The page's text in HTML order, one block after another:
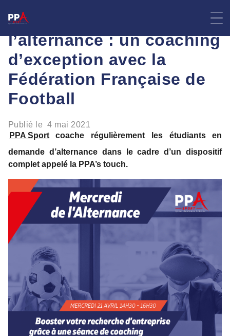
Les mercredis de
l’alternance : un coaching
d’exception avec la
Fédération Française de
Football
Publié le4 mai 2021
PPA Sportcoache régulièrement les étudiants en
demande d’alternance dans le cadre d’un dispositif
complet appelé la PPA’s touch.